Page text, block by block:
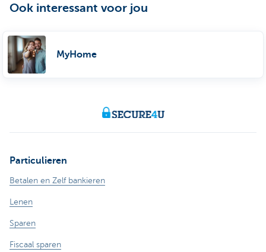
Ook interessant voor jou
MyHome
Particulieren
Betalen en Zelf bankieren
Lenen
Sparen
Fiscaal sparen